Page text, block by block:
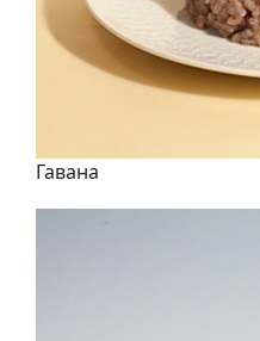
Гавана